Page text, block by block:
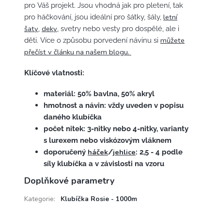
pro Váš projekt. Jsou vhodná jak pro pletení, tak
pro háčkování, jsou ideální pro šátky, šály, letní
šaty deky , svetry nebo vesty pro dospělé, ale i
děti. Více o způsobu porvedení návinu si můžete
přečíst v článku na našem blogu.
Klíčové vlatnosti:
materiál: 50% bavlna, 50% akryl
hmotnost a návin: vždy uveden v popisu
daného klubíčka
počet nitek: 3-nitky nebo 4-nitky, varianty
s lurexem nebo viskózovým vláknem
doporučený háček/jehlice: 2,5 - 4 podle
síly klubíčka a v závislosti na vzoru
Doplňkové parametry
Kategorie:
Klubíčka Rosie - 1000m